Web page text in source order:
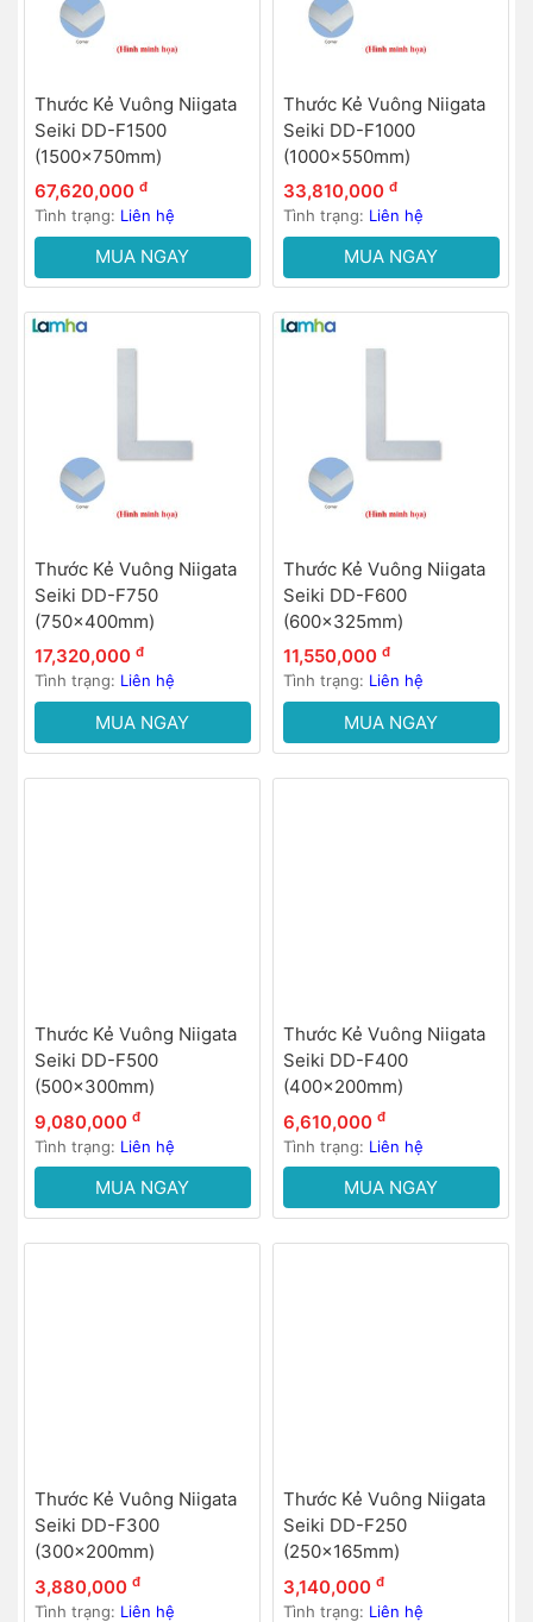
Thước Kẻ Vuông Niigata
Seiki DD-F1500
(1500x750mm)
67,620,000 đ
Tình trạng: Liên hệ
MUA NGAY
Thước Kẻ Vuông Niigata
Seiki DD-F1000
(1000x550mm)
33,810,000 đ
Tình trạng: Liên hệ
MUA NGAY
Thước Kẻ Vuông Niigata
Seiki DD-F750
(750x400mm)
17,320,000 đ
Tình trạng: Liên hệ
MUA NGAY
Thước Kẻ Vuông Niigata
Seiki DD-F600
(600x325mm)
11,550,000 đ
Tình trạng: Liên hệ
MUA NGAY
Thước Kẻ Vuông Niigata
Seiki DD-F500
(500x300mm)
9,080,000 đ
Tình trạng: Liên hệ
MUA NGAY
Thước Kẻ Vuông Niigata
Seiki DD-F400
(400x200mm)
6,610,000 đ
Tình trạng: Liên hệ
MUA NGAY
Thước Kẻ Vuông Niigata
Seiki DD-F300
(300x200mm)
3,880,000 đ
Tình trạng: Liên hệ
Thước Kẻ Vuông Niigata
Seiki DD-F250
(250x165mm)
3,140,000 đ
Tình trạng: Liên hệ